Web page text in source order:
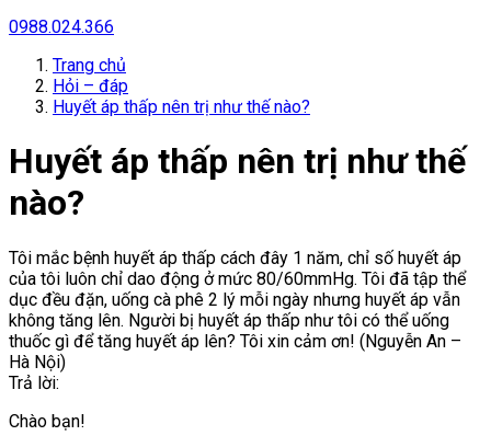
0988.024.366
Trang chủ
Hỏi – đáp
Huyết áp thấp nên trị như thế nào?
Huyết áp thấp nên trị như thế
nào?
Tôi mắc bệnh huyết áp thấp cách đây 1 năm, chỉ số huyết áp
của tôi luôn chỉ dao động ở mức 80/60mmHg. Tôi đã tập thể
dục đều đặn, uống cà phê 2 lý mỗi ngày nhưng huyết áp vẫn
không tăng lên. Người bị huyết áp thấp như tôi có thể uống
thuốc gì để tăng huyết áp lên? Tôi xin cảm ơn! (Nguyễn An –
Hà Nội)
Trả lời:
Chào bạn!